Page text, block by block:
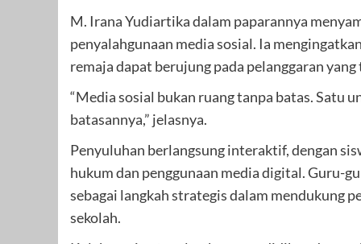
M. Irana Yudiartika dalam paparannya
penyalahgunaan media sosial. Ia
remaja dapat berujung pada pelanggaran
“Media sosial bukan ruang tanpa batas. Satu
batasannya,” jelasnya.
Penyuluhan berlangsung interaktif, dengan
hukum dan penggunaan media digital. Guru-
sebagai langkah strategis dalam mendukung
sekolah.